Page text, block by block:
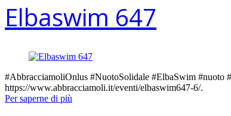
Elbaswim 647
#AbbracciamoliOnlus #NuotoSolidale #ElbaSwim #nuoto
https://www.abbracciamoli.it/eventi/elbaswim647-6/.
Per saperne di più